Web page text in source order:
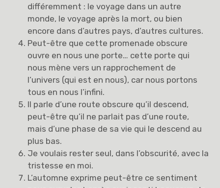
différemment : le voyage dans un autre
monde, le voyage après la mort, ou bien
encore dans d’autres pays, d’autres cultures.
Peut-être que cette promenade obscure
ouvre en nous une porte… cette porte qui
nous mène vers un rapprochement de
l’univers (qui est en nous), car nous portons
tous en nous l’infini.
Il parle d’une route obscure qu’il descend,
peut-être qu’il ne parlait pas d’une route,
mais d’une phase de sa vie qui le descend au
plus bas.
Je voulais rester seul, dans l’obscurité, avec la
tristesse en moi.
L’automne exprime peut-être ce sentiment